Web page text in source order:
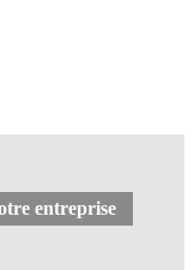
entreprise